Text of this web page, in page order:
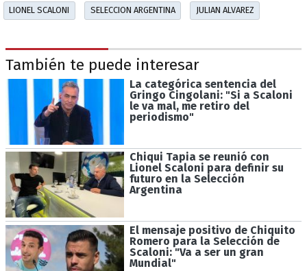
LIONEL SCALONI SELECCION ARGENTINA JULIAN ALVAREZ
También te puede interesar
La categórica sentencia del
Gringo Cingolani: "Si a Scaloni
le va mal, me retiro del
periodismo"
Chiqui Tapia se reunió con
Lionel Scaloni para definir su
futuro en la Selección
Argentina
El mensaje positivo de Chiquito
Romero para la Selección de
Scaloni: "Va a ser un gran
Mundial"